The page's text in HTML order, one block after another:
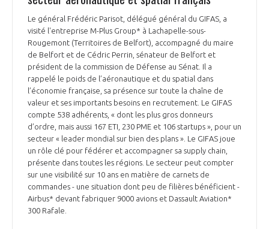
Le général Frédéric Parisot, délégué général du GIFAS, a
visité l'entreprise M-Plus Group* à Lachapelle-sous-
Rougemont (Territoires de Belfort), accompagné du maire
de Belfort et de Cédric Perrin, sénateur de Belfort et
président de la commission de Défense au Sénat. Il a
rappelé le poids de l’aéronautique et du spatial dans
l’économie française, sa présence sur toute la chaîne de
valeur et ses importants besoins en recrutement. Le GIFAS
compte 538 adhérents, « dont les plus gros donneurs
d’ordre, mais aussi 167 ETI, 230 PME et 106 startups », pour un
secteur « leader mondial sur bien des plans ». Le GIFAS joue
un rôle clé pour fédérer et accompagner sa supply chain,
présente dans toutes les régions. Le secteur peut compter
sur une visibilité sur 10 ans en matière de carnets de
commandes - une situation dont peu de filières bénéficient -
Airbus* devant fabriquer 9000 avions et Dassault Aviation*
300 Rafale.